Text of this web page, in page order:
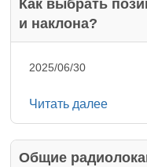
Как выбрать
и наклона?
2025/06/30
Читать далее
Общие